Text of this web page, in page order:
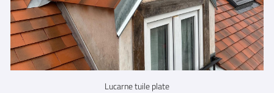
Lucarne tuile plate